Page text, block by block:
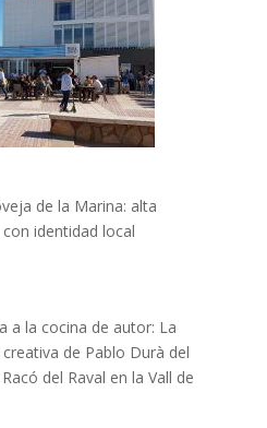
de la Marina: alta
identidad local
a la cocina de autor: La
de Pablo Durà del
del Raval en la Vall de